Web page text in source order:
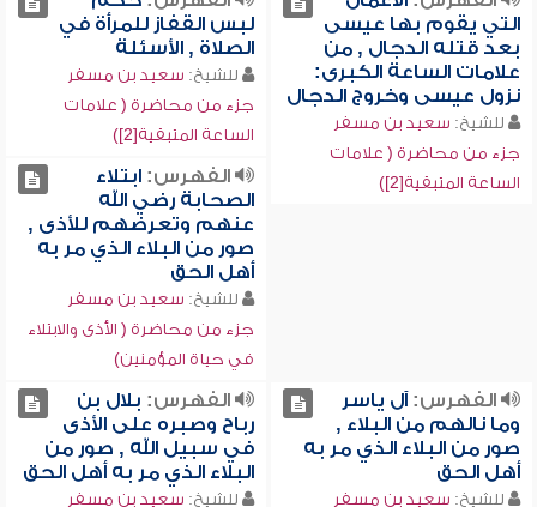
التي يقوم بها عيسى
بعد قتله الدجال , من
علامات الساعة الكبرى:
نزول عيسى وخروج الدجال
للشيخ: سعيد بن مسفر
جزء من محاضرة ( علامات
الساعة المتبقية[2])
لبس القفاز للمرأة في
الصلاة , الأسئلة
للشيخ: سعيد بن مسفر
جزء من محاضرة ( علامات
الساعة المتبقية[2])
الفهرس:ابتلاء
الصحابة رضي الله
عنهم وتعرضهم للأذى ,
صور من البلاء الذي مر به
أهل الحق
للشيخ: سعيد بن مسفر
جزء من محاضرة ( الأذى والابتلاء
في حياة المؤمنين)
الفهرس:آل ياسر
وما نالهم من البلاء ,
صور من البلاء الذي مر به
أهل الحق
للشيخ: سعيد بن مسفر
الفهرس: بلال بن
رباح وصبره على الأذى
في سبيل الله , صور من
البلاء الذي مر به أهل الحق
للشيخ: سعيد بن مسفر